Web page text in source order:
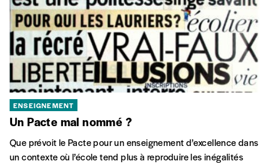
ENSEIGNEMENT
Un Pacte mal nommé ?
Que prévoit le Pacte pour un enseignement d’excellence dans
un contexte où l’école tend plus à reproduire les inégalités